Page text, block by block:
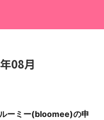
08月
ーミー(bloomee)の申